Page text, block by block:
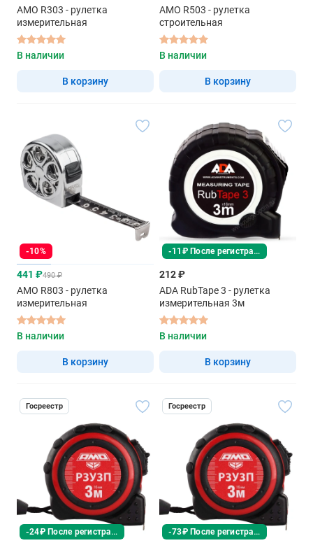
AMO R303 - рулетка
измерительная
В наличии
В корзину
AMO R503 - рулетка
строительная
В наличии
В корзину
-10%
441 ₽490 ₽
AMO R803 - рулетка
измерительная
В наличии
В корзину
-11₽ После регистрации
212 ₽
ADA RubTape 3 - рулетка
измерительная 3м
В наличии
В корзину
Госреестр
-24₽ После регистрации
Госреестр
-73₽ После регистрации